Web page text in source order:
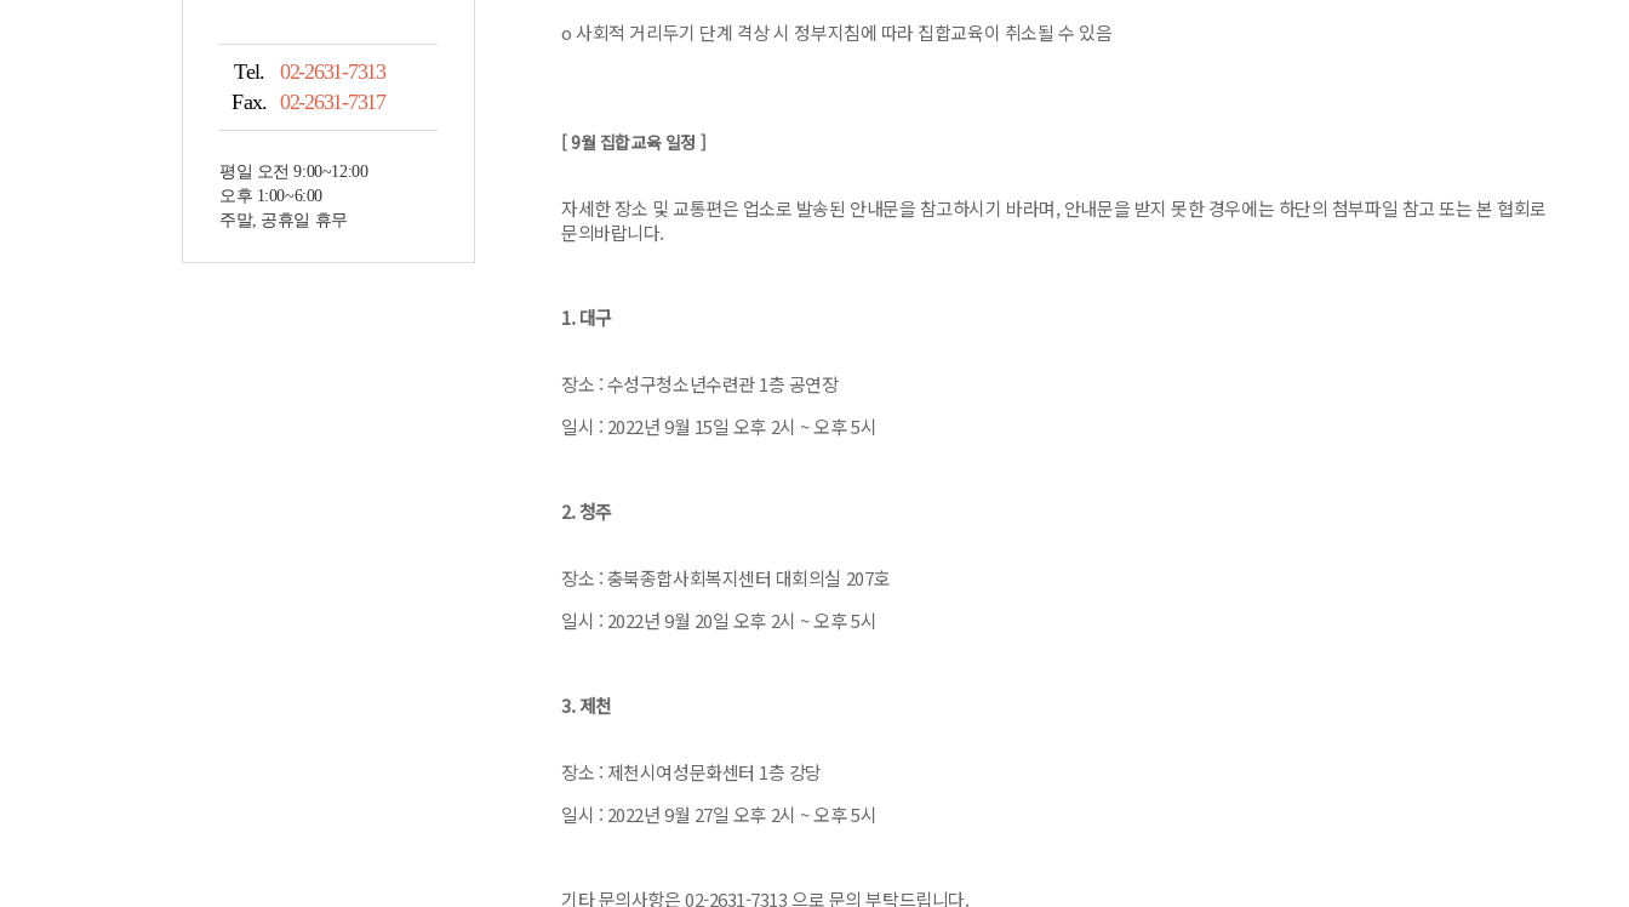
Tel.
02-2631-7313
Fax. 02-2631-7317
평일 오전 9:00~12:00
오후 1:00~6:00
주말, 공휴일 휴무
o 사회적 거리두기 단계 격상 시 정부지침에 따라 집합교육이 취소될 수 있음
[ 9월 집합교육 일정 ]
자세한 장소 및 교통편은 업소로 발송된 안내문을 참고하시기 바라며, 안내문을 받지 못한 경우에는 하단의 첨부파일 참고 또는 본 협회로
문의바랍니다.
1. 대구
장소 : 수성구청소년수련관 1층 공연장
일시 : 2022년 9월 15일 오후 2시 ~ 오후 5시
2. 청주
장소 : 충북종합사회복지센터 대회의실 207호
일시 : 2022년 9월 20일 오후 2시 ~ 오후 5시
3. 제천
장소 : 제천시여성문화센터 1층 강당
일시 : 2022년 9월 27일 오후 2시 ~ 오후 5시
기타 문의사항은 02-2631-7313 으로 문의 부탁드립니다.